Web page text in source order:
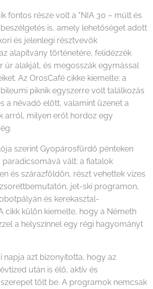
fontos része volt a "NIA 30 – múlt és
is, amely lehetőséget adott
és jelenlegi résztvevők
alapítvány történetére, felidézzék
úr alakját, és megosszák egymással
Az OrosCafé cikke kiemelte: a
piknik egyszerre volt találkozás
a névadó előtt, valamint üzenet a
arról, milyen erőt hordoz egy
szerint Gyopárosfürdő pénteken
vált: a fiatalok
és szárazföldön, részt vehettek vizes
jet-ski programon,
és kerekasztal-
cikk külön kiemelte, hogy a Németh
a helyszínnel egy régi hagyományt
napja azt bizonyította, hogy az
után is élő, aktív és
tölt be. A programok nemcsak